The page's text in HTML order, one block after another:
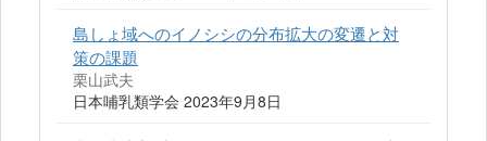
島しょ域へのイノシシの分布拡大の変遷と対
策の課題
栗山武夫
日本哺乳類学会 2023年9月8日